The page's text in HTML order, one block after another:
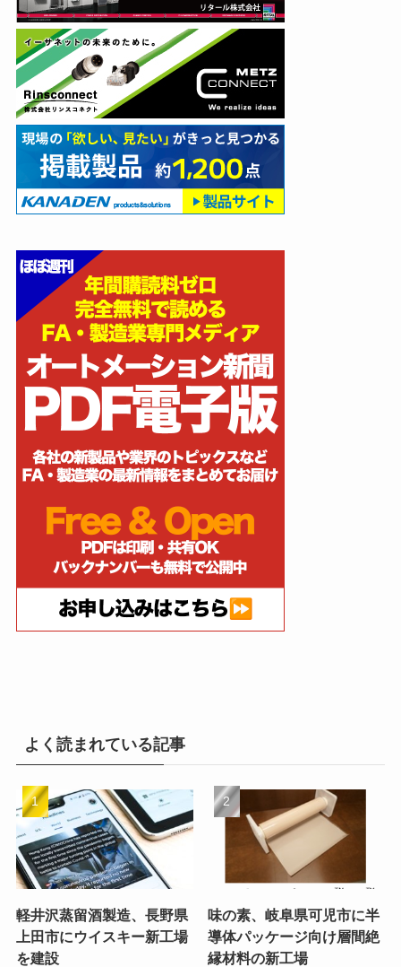
よく読まれている記事
軽井沢蒸留酒製造、長野県
上田市にウイスキー新工場
を建設
味の素、岐阜県可児市に半
導体パッケージ向け層間絶
縁材料の新工場